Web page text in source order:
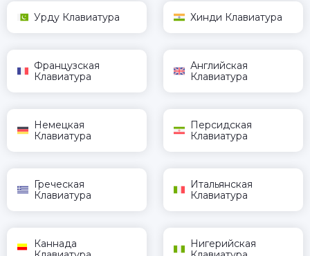
Урду Клавиатура Хинди Клавиатура
Французская
Клавиатура
Английская
Клавиатура
Немецкая
Клавиатура
Персидская
Клавиатура
Греческая
Клавиатура
Итальянская
Клавиатура
Каннада
Нигерийская